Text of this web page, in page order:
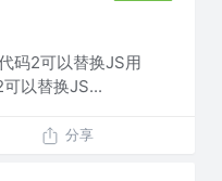
码2可以替换JS用
以替换JS...
分享